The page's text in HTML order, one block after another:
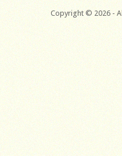
Copyright © 2026 -